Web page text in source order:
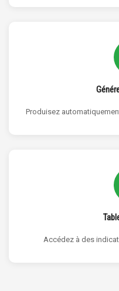
Produisez
Accédez à des